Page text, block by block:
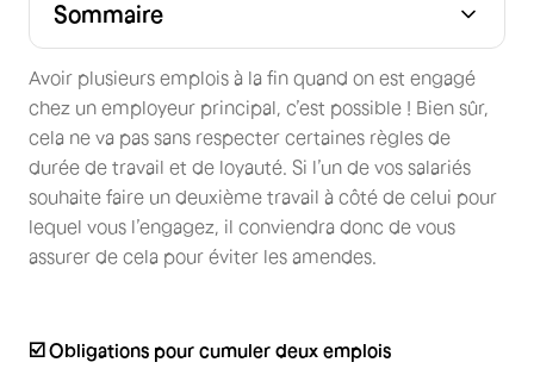
Avoir plusieurs emplois à la fin quand on est engagé
chez un employeur principal, c’est possible ! Bien sûr,
cela ne va pas sans respecter certaines règles de
durée de travail et de loyauté. Si l’un de vos salariés
souhaite faire un deuxième travail à côté de celui pour
lequel vous l’engagez, il conviendra donc de vous
assurer de cela pour éviter les amendes.
☑️ Obligations pour cumuler deux emplois
Sommaire